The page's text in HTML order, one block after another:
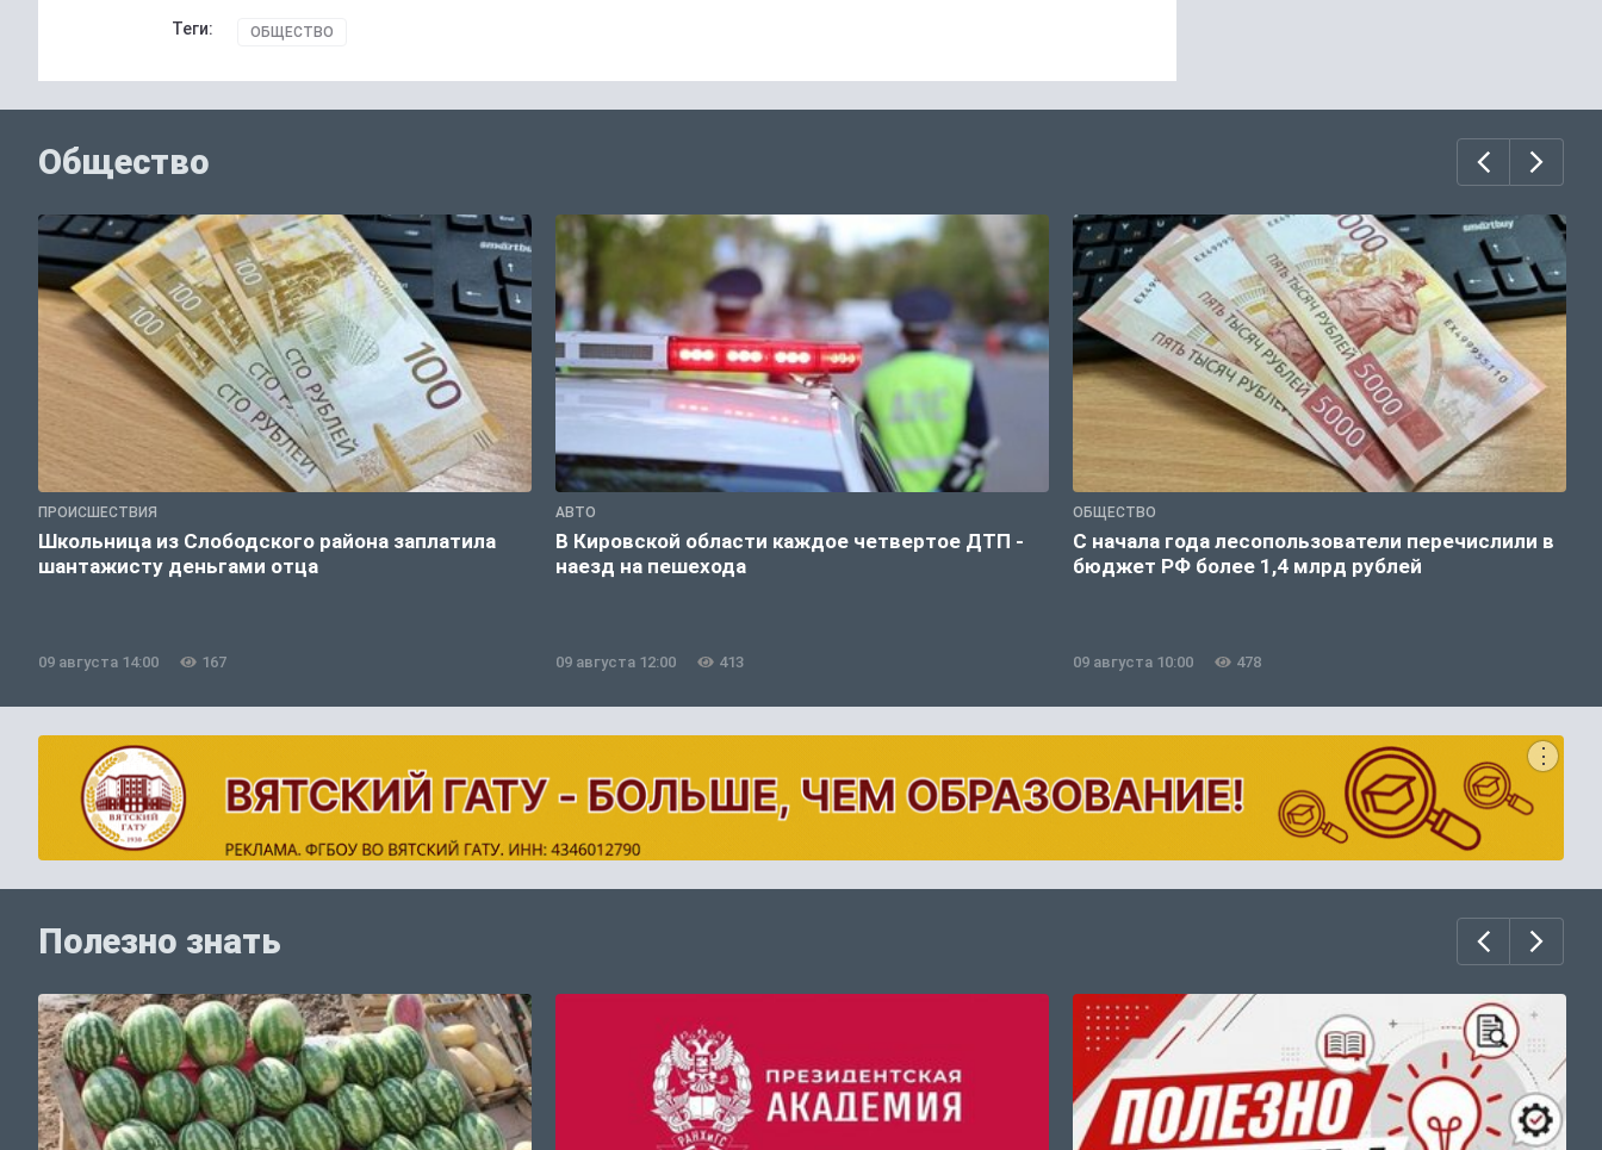
Теги: ОБЩЕСТВО
Общество
ПРОИСШЕСТВИЯ
Школьница из Слободского района заплатила
шантажисту деньгами отца
09 августа 14:00 167
АВТО
В Кировской области каждое четвертое ДТП -
наезд на пешехода
09 августа 12:00 413
ОБЩЕСТВО
С начала года лесопользователи перечислили в
бюджет РФ более 1,4 млрд рублей
09 августа 10:00 478
Полезно знать